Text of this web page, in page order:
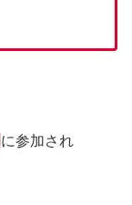
に参加され